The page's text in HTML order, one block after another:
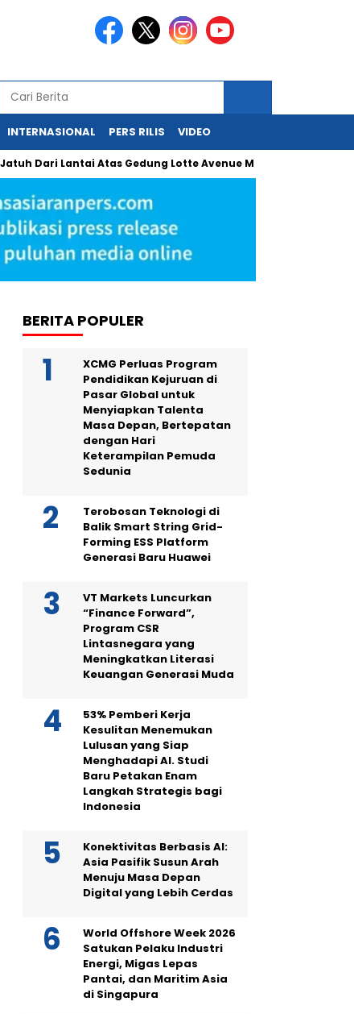
INTERNASIONAL PERS RILIS VIDEO
Lantai Atas Gedung Lotte Avenue Mega Kuningan
BERITA POPULER
XCMG Perluas Program
Pendidikan Kejuruan di
Pasar Global untuk
Menyiapkan Talenta
Masa Depan, Bertepatan
dengan Hari
Keterampilan Pemuda
Sedunia
Terobosan Teknologi di
Balik Smart String Grid-
Forming ESS Platform
Generasi Baru Huawei
VT Markets Luncurkan
“Finance Forward”,
Program CSR
Lintasnegara yang
Meningkatkan Literasi
Keuangan Generasi Muda
53% Pemberi Kerja
Kesulitan Menemukan
Lulusan yang Siap
Menghadapi AI. Studi
Baru Petakan Enam
Langkah Strategis bagi
Indonesia
Konektivitas Berbasis AI:
Asia Pasifik Susun Arah
Menuju Masa Depan
Digital yang Lebih Cerdas
World Offshore Week 2026
Satukan Pelaku Industri
Energi, Migas Lepas
Pantai, dan Maritim Asia
di Singapura